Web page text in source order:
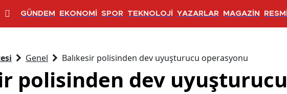
GÜNDEM EKONOMİ SPOR TEKNOLOJİ YAZARLAR MAGAZİN
Genel Balıkesir polisinden dev uyuşturucu operasyonu
polisinden dev